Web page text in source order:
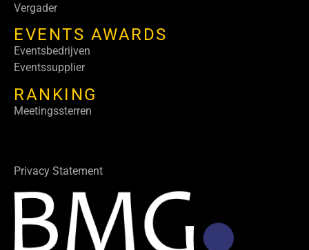
Vergader
EVENTS AWARDS
Eventsbedrijven
Eventssupplier
RANKING
Meetingssterren
Privacy Statement